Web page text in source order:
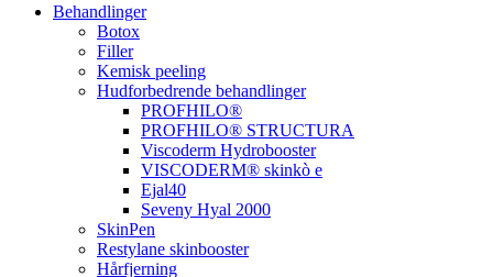
Behandlinger
Botox
Filler
Kemisk peeling
Hudforbedrende behandlinger
PROFHILO®
PROFHILO® STRUCTURA
Viscoderm Hydrobooster
VISCODERM® skinkò e
Ejal40
Seveny Hyal 2000
SkinPen
Restylane skinbooster
Hårfjerning